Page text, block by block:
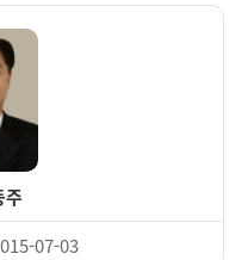
주
07-03